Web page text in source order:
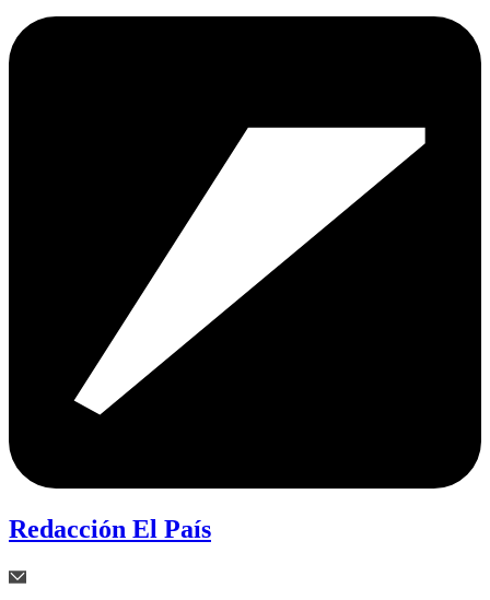
Redacción El País